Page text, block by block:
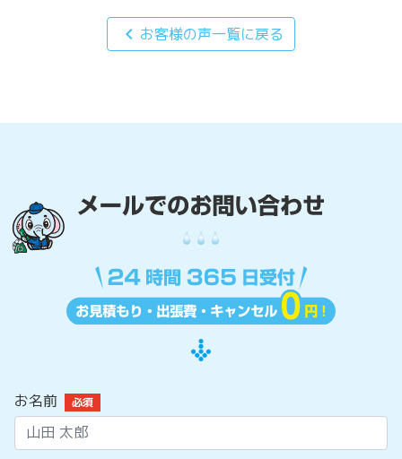
chevron_left お客様の声一覧に戻る
お名前 必須